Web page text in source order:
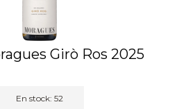
Girò Ros 2025
En stock: 52